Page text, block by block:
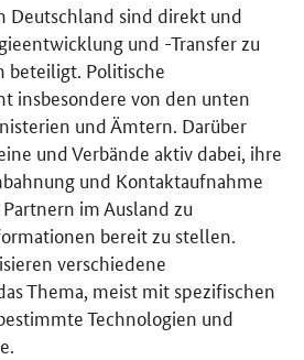
Deutschland sind direkt und
und -Transfer zu
beteiligt. Politische
insbesondere von den unten
und Ämtern. Darüber
und Verbände aktiv dabei, ihre
und Kontaktaufnahme
im Ausland zu
bereit zu stellen.
verschiedene
Thema, meist mit spezifischen
Technologien und